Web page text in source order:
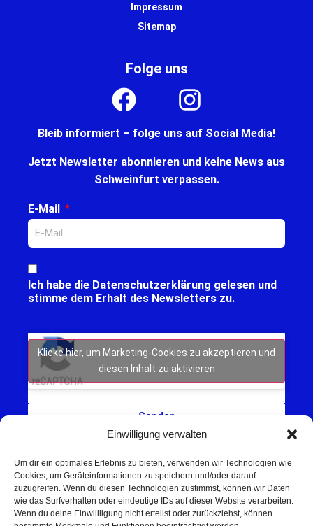
Einwilligung verwalten
Um dir ein optimales Erlebnis zu bieten, verwenden wir Technologien wie
Cookies, um Geräteinformationen zu speichern und/oder darauf
zuzugreifen. Wenn du diesen Technologien zustimmst, können wir Daten
wie das Surfverhalten oder eindeutige IDs auf dieser Website verarbeiten.
Wenn du deine Einwillligung nicht erteilst oder zurückziehst, können
Impressum
Sitemap
Schweinfurt NEWS – Aktuelle Nachrichten,
Folge uns
Bleib informiert – folge uns auf Social Media!
Jetzt Newsletter abonnieren und keine News aus
Schweinfurt verpassen.
E-Mail
Ich habe die Datenschutzerklärung gelesen und
stimme dem Erhalt des Newsletters zu.
Klicke hier, um Marketing-Cookies zu akzeptieren und
diesen Inhalt zu aktivieren
Senden